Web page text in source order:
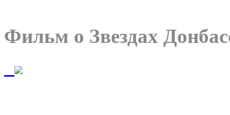
Фильм о Звездах